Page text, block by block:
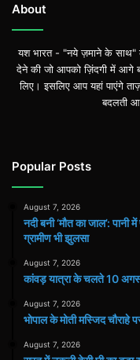
About
यश भारत - "नये ज़माने के साथ"
देने की जो आपको ज़िंदगी में
लिए। इसलिए आप यहां पाएंगे
बदलती
Popular Posts
August 7, 2026
​नदी बनी ‘मौत का जाल’:
ग्रामीण भी झुलसा
August 7, 2026
कांवड़ यात्रा के चलते 10
August 7, 2026
भोपाल के मोती मस्जिद चौराहे
August 7, 2026